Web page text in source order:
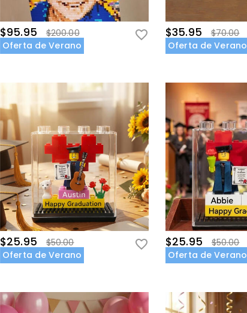
$95.95
$200.00
Oferta de Verano
$35.95
$70.00
Oferta de Verano
$25.95
$50.00
Oferta de Verano
$25.95
$50.00
Oferta de Verano